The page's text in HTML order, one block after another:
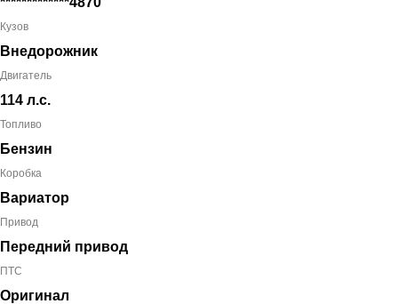
Кузов
Внедорожник
Двигатель
114 л.с.
Топливо
Бензин
Коробка
Вариатор
Привод
Передний привод
ПТС
Оригинал